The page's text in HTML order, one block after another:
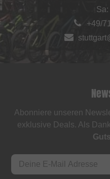
Sa:
+49/
Abonniere unseren
exklusive Deals. Als